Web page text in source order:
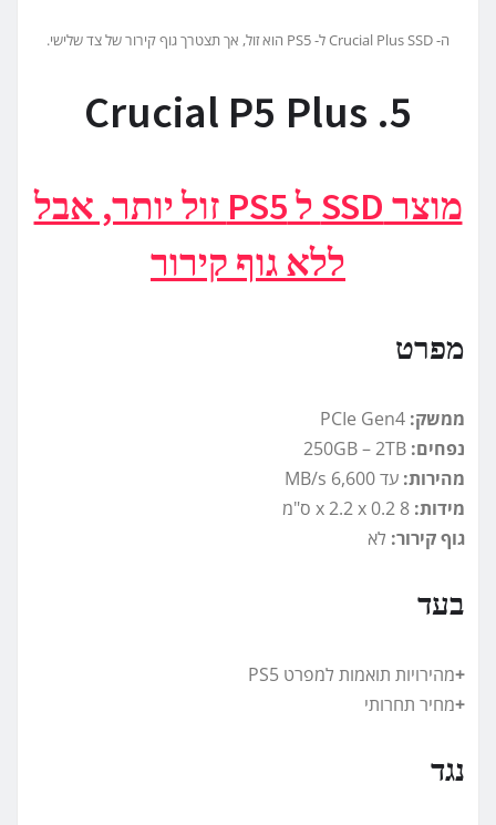
ה- Crucial Plus SSD ל- PS5 הוא זול, אך תצטרך גוף קירור של צד שלישי.
5. Crucial P5 Plus
מוצר SSD ל PS5 זול יותר, אבל
ללא גוף קירור
מפרט
ממשק:
נפחים:
מהירות: עד 6,600 MB/s
מידות:
גוף קירור: לא
בעד
+מהירויות תואמות למפרט PS5
+מחיר תחרותי
נגד